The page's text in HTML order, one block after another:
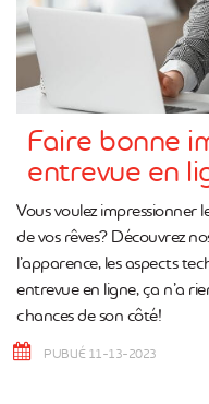
Faire bonne
entrevue en
Vous voulez impressionner
de vos rêves? Découvrez
l’apparence, les aspects
entrevue en ligne, ça n’a
chances de son côté!
PUBLIÉ 11-13-2023